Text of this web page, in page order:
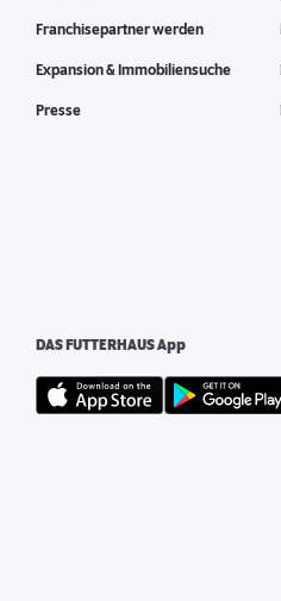
Franchisepartner werden
Expansion & Immobiliensuche
Presse
DAS FUTTERHAUS App